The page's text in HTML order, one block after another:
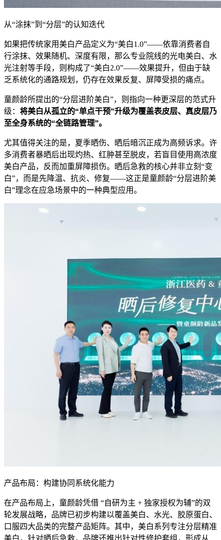
从“涂抹”到“分层”的认知迭代
如果把传统家用美白产品定义为“美白1.0”——依靠消费者自
行涂抹、效果随机、深度有限，那么专业院线的光电美白、水
光注射等手段，则构成了“美白2.0”——效果提升，但由于缺
乏系统化的通路规划，仍存在效果反复、屏障受损的痛点。
童颜龄所提出的“分层进阶美白”，则指向一种更深层的范式升
级： 将美白从孤立的“单点干预”升级为覆盖表皮层、真皮层乃
至全身系统的“全链路管理”。
尤其值得关注的是，夏季晒伤、晒后暗沉正成为高频诉求。许
多消费者暴晒后出现灼热、红肿甚至脱皮，若盲目使用高浓度
美白产品，反而加重屏障损伤。晒后急救的核心并非立刻“变
白”，而是先降温、抗炎、修复——这正是童颜龄“分层进阶美
白”理念在应急场景中的一种典型应用。
产品布局：构建协同系统化能力
在产品布局上，童颜龄凭借 “自研为主 + 独家授权为辅”的双
轮发展战略，品牌已初步构建以覆盖美白、水光、胶原蛋白、
口服四大品类的完整产品矩阵。其中，美白系列专注分层精准